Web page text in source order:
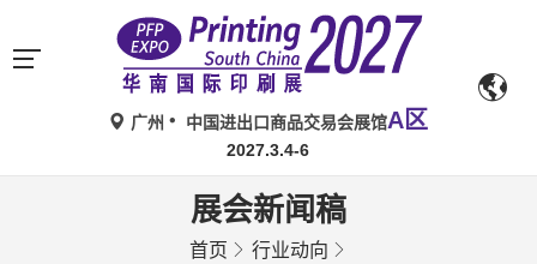
广州 中国进出口商品交易会展馆A区
2027.3.4-6
展会新闻稿
首页 行业动向